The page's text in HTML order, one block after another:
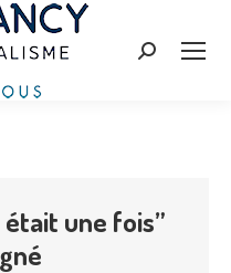
Search:
était une fois”